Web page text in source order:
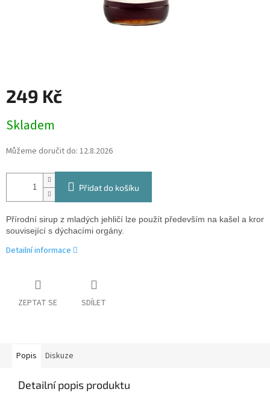
249 Kč
cena:
Skladem
Můžeme doručit do: 12.8.2026
Přidat do košíku
Přírodní sirup z mladých jehličí lze použít především na kašel a
související s dýchacími orgány.
Detailní informace
ZEPTAT SE SDÍLET
Popis Diskuze
Detailní popis produktu